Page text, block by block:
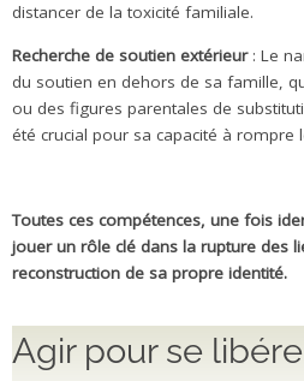
distancer de la toxicité familiale.
Recherche de soutien extérieur: Le
du soutien en dehors de sa famille,
ou des figures parentales de
été crucial pour sa capacité à rompre
Toutes ces compétences, une fois
jouer un rôle clé dans la rupture des
reconstruction de sa propre identité.
Agir pour se